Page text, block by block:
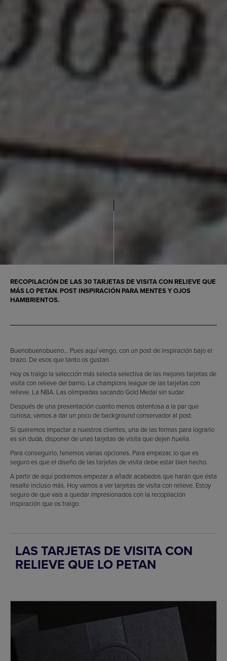
RECOPILACIÓN DE LAS 30 TARJETAS DE VISITA CON RELIEVE QUE
MÁS LO PETAN. POST INSPIRACIÓN PARA MENTES Y OJOS
HAMBRIENTOS.
Buenobuenobueno… Pues aquí vengo, con un post de inspiración bajo el
brazo. De esos que tanto os gustan.
Hoy os traigo la selección más selecta selectiva de las mejores tarjetas de
visita con relieve del barrio. La champions league de las tarjetas con
relieve. La NBA. Las olimpiadas sacando Gold Medal sin sudar.
Después de una presentación cuanto menos ostentosa a la par que
curiosa, vamos a dar un poco de background conservador al post.
Si queremos impactar a nuestros clientes, una de las formas para lograrlo
es sin duda, disponer de unas tarjetas de visita que dejen huella.
Para conseguirlo, tenemos varias opciones. Para empezar, lo que es
seguro es que el diseño de las tarjetas de visita debe estar bien hecho.
A partir de aquí podremos empezar a añadir acabados que harán que ésta
resalte incluso más. Hoy vamos a ver tarjetas de visita con relieve. Estoy
seguro de que vais a quedar impresionados con la recopilación
inspiración que os traigo.
LAS TARJETAS DE VISITA CON
RELIEVE QUE LO PETAN